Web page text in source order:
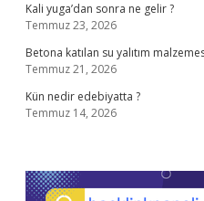
Kali yuga’dan sonra ne gelir ?
Temmuz 23, 2026
Betona katılan su yalıtım
Temmuz 21, 2026
Kün nedir edebiyatta ?
Temmuz 14, 2026